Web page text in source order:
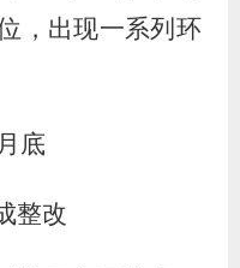
，出现一系列环
月底
整改